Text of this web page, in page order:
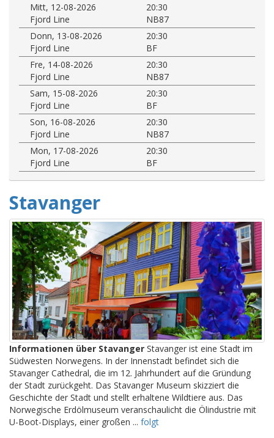
Mitt, 12-08-2026
20:30
Fjord Line
NB87
Donn, 13-08-2026
20:30
Fjord Line
BF
Fre, 14-08-2026
20:30
Fjord Line
NB87
Sam, 15-08-2026
20:30
Fjord Line
BF
Son, 16-08-2026
20:30
Fjord Line
NB87
Mon, 17-08-2026
20:30
Fjord Line
BF
Stavanger
Informationen über Stavanger Stavanger ist eine Stadt im
Südwesten Norwegens. In der Innenstadt befindet sich die
Stavanger Cathedral, die im 12. Jahrhundert auf die Gründung
der Stadt zurückgeht. Das Stavanger Museum skizziert die
Geschichte der Stadt und stellt erhaltene Wildtiere aus. Das
Norwegische Erdölmuseum veranschaulicht die Ölindustrie mit
U-Boot-Displays, einer großen ... folgt